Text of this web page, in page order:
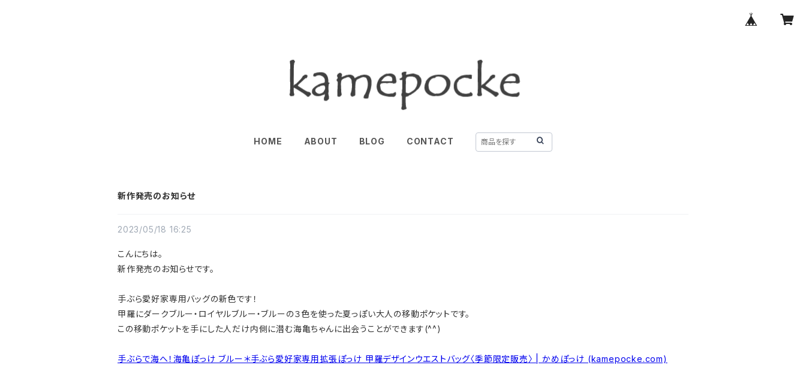
HOME ABOUT BLOG CONTACT
新作発売のお知らせ
2023/05/18 16:25
こんにちは。
新作発売のお知らせです。
手ぶら愛好家専用バッグの新色です！
甲羅にダークブルー・ロイヤルブルー・ブルーの３色を使った夏っぽい大人の移動ポケットです。
この移動ポケットを手にした人だけ内側に潜む海亀ちゃんに出会うことができます(^^)
手ぶらで海へ！海亀ぽっけ ブルー＊手ぶら愛好家専用拡張ぽっけ 甲羅デザインウエストバッグ〈季節限定販売〉 | かめぽっけ (kamepocke.com)